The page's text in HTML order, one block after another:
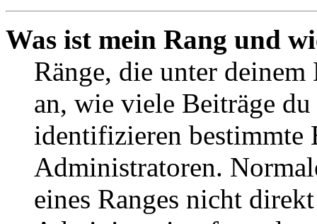
Was ist mein Rang und
Ränge, die unter deinem
an, wie viele Beiträge
identifizieren bestimmte
Administratoren.
eines Ranges nicht